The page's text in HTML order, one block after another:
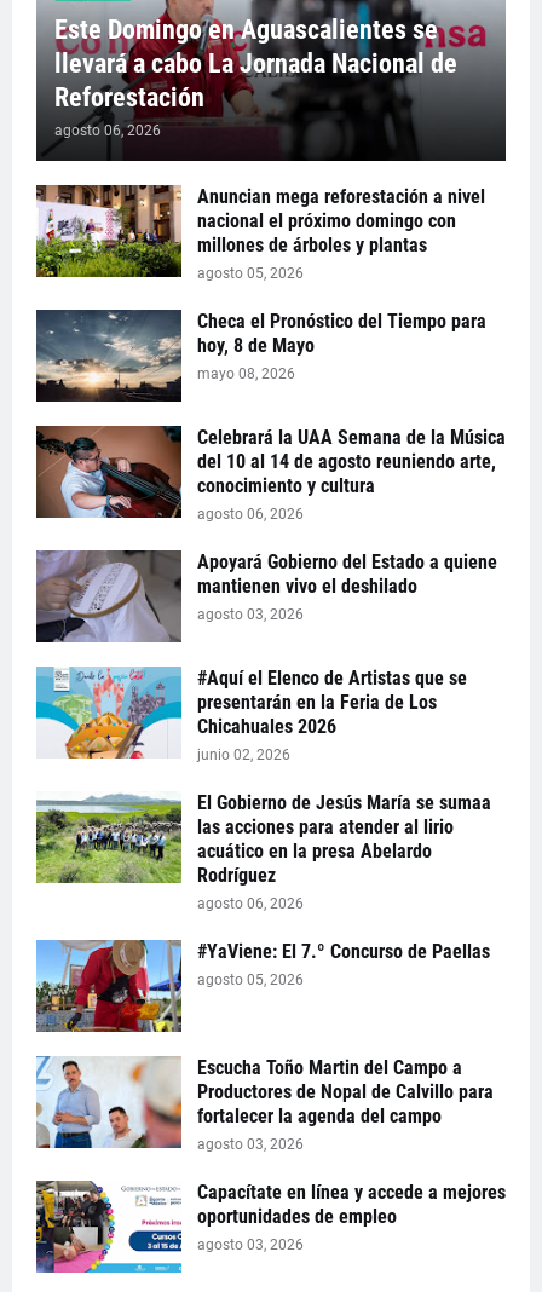
Este Domingo en Aguascalientes se
llevará a cabo La Jornada Nacional de
Reforestación
agosto 06, 2026
Anuncian mega reforestación a nivel
nacional el próximo domingo con
millones de árboles y plantas
agosto 05, 2026
Checa el Pronóstico del Tiempo para
hoy, 8 de Mayo
mayo 08, 2026
Celebrará la UAA Semana de la Música
del 10 al 14 de agosto reuniendo arte,
conocimiento y cultura
agosto 06, 2026
Apoyará Gobierno del Estado a quiene
mantienen vivo el deshilado
agosto 03, 2026
#Aquí el Elenco de Artistas que se
presentarán en la Feria de Los
Chicahuales 2026
junio 02, 2026
El Gobierno de Jesús María se sumaa
las acciones para atender al lirio
acuático en la presa Abelardo
Rodríguez
agosto 06, 2026
#YaViene: El 7.º Concurso de Paellas
agosto 05, 2026
Escucha Toño Martin del Campo a
Productores de Nopal de Calvillo para
fortalecer la agenda del campo
agosto 03, 2026
Capacítate en línea y accede a mejores
oportunidades de empleo
agosto 03, 2026